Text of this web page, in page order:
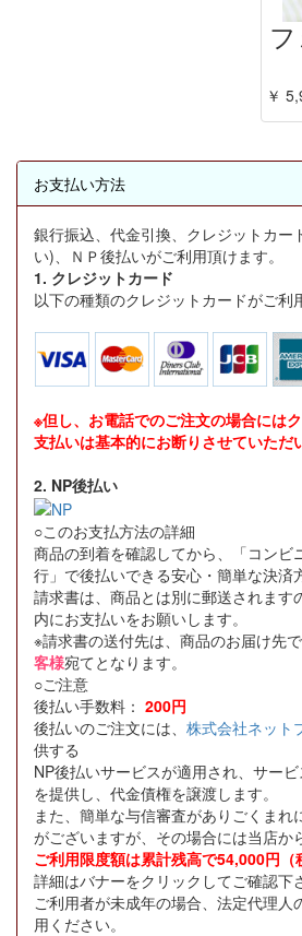
￥
お支払い方法
銀行振込、代金引換、クレジットカー
い)、ＮＰ後払いがご利用頂けます。
1. クレジットカード
以下の種類のクレジットカードがご利
※但し、お電話でのご注文の場合には
支払いは基本的にお断りさせていただ
2. NP後払い
○このお支払方法の詳細
商品の到着を確認してから、「コンビ
行」で後払いできる安心・簡単な決済
請求書は、商品とは別に郵送されます
内にお支払いをお願いします。
※請求書の送付先は、商品のお届け先で
客様宛てとなります。
○ご注意
後払い手数料： 200円
後払いのご注文には、 株式会社ネット
供する
NP後払いサービスが適用され、サー
を提供し、代金債権を譲渡します。
また、簡単な与信審査がありごくまれ
がございますが、その場合には当店か
ご利用限度額は累計残高で54,000円（
詳細はバナーをクリックしてご確認下
ご利用者が未成年の場合、法定代理人
用ください。